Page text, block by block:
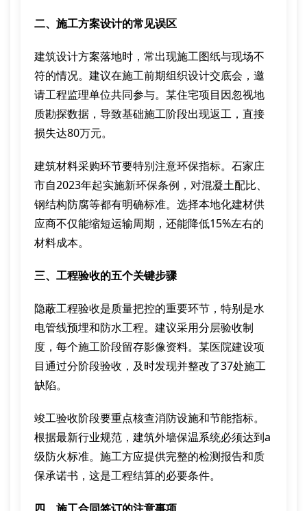
二、施工方案设计的常见误区
建筑设计方案落地时，常出现施工图纸与现场不
符的情况。建议在施工前期组织设计交底会，邀
请工程监理单位共同参与。某住宅项目因忽视地
质勘探数据，导致基础施工阶段出现返工，直接
损失达80万元。
建筑材料采购环节要特别注意环保指标。石家庄
市自2023年起实施新环保条例，对混凝土配比、
钢结构防腐等都有明确标准。选择本地化建材供
应商不仅能缩短运输周期，还能降低15%左右的
材料成本。
三、工程验收的五个关键步骤
隐蔽工程验收是质量把控的重要环节，特别是水
电管线预埋和防水工程。建议采用分层验收制
度，每个施工阶段留存影像资料。某医院建设项
目通过分阶段验收，及时发现并整改了37处施工
缺陷。
竣工验收阶段要重点核查消防设施和节能指标。
根据最新行业规范，建筑外墙保温系统必须达到a
级防火标准。施工方应提供完整的检测报告和质
保承诺书，这是工程结算的必要条件。